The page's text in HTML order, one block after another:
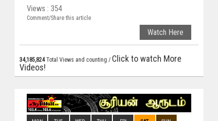
Views : 354
Comment/Share this article
Watch Here
34,185,824Total Views and counting / Click to watch More
Videos!